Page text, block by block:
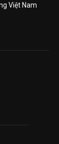
Việt Nam